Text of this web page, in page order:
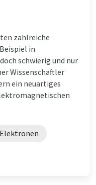
zahlreiche
in
schwierig und nur
Wissenschaftler
ein neuartiges
Elektronen